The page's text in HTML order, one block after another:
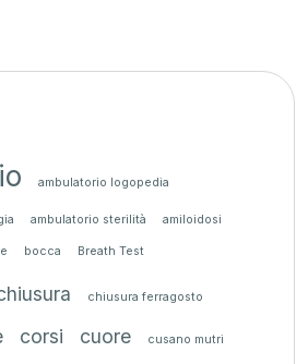
ambulatorio logopedia
ambulatorio sterilità amiloidosi
bocca Breath Test
chiusura ferragosto
corsi cuore cusano mutri